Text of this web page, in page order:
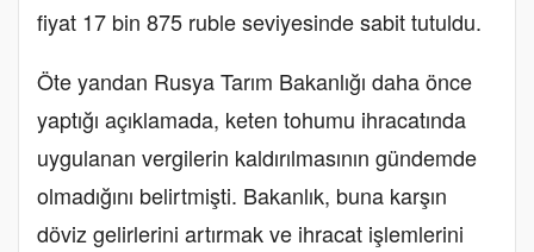
fiyat 17 bin 875 ruble seviyesinde sabit tutuldu.
Öte yandan Rusya Tarım Bakanlığı daha önce
yaptığı açıklamada, keten tohumu ihracatında
uygulanan vergilerin kaldırılmasının gündemde
olmadığını belirtmişti. Bakanlık, buna karşın
döviz gelirlerini artırmak ve ihracat işlemlerini